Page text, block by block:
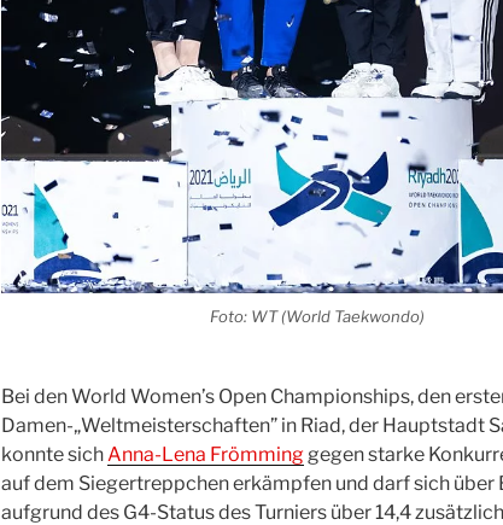
Foto: WT(World Tae­kwon­do)
Bei den World Women’s Open Cham­pion­ships, den
Damen-„Weltmeisterschaften” in Riad, der Haupt­stadt
konn­te sichAnna-Lena Fröm­minggegen star­ke
auf dem Sie­ger­trepp­chen erkämp­fen und darf sich über
auf­grund des G4-Sta­tus des Tur­niers über 14,4